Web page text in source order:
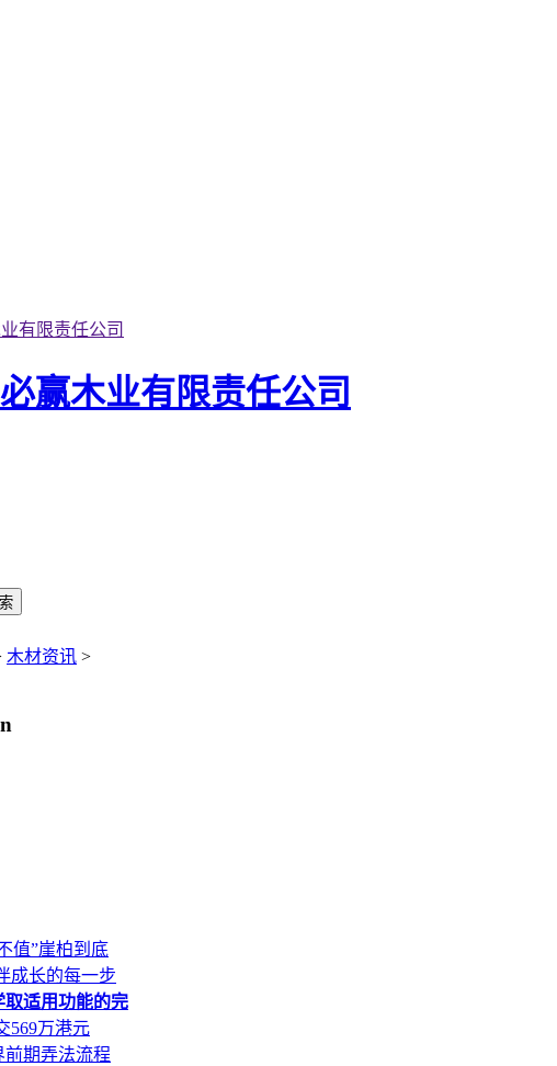
有限责任公司
木材资讯 >
值”崖柏到底
成长的每一步
适用功能的完
569万港元
期弄法流程